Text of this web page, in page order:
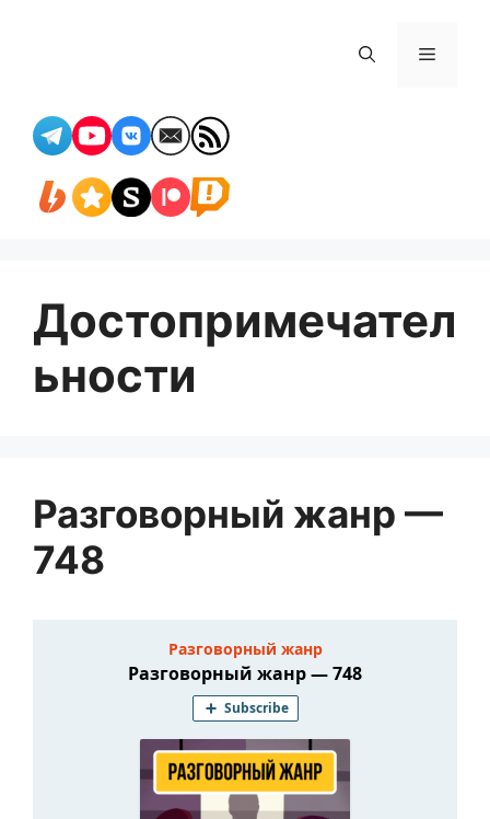
Меню
Достопримечател
ьности
Разговорный жанр —
748